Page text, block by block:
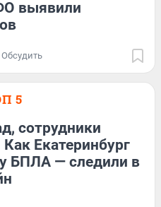
выявили
Обсудить
5
сотрудники
Как Екатеринбург
БПЛА — следили в